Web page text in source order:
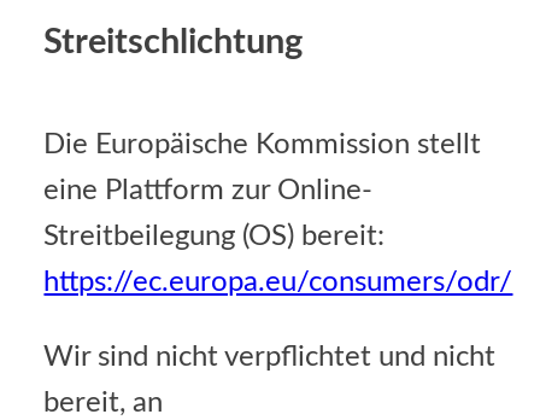
Streitschlichtung
Die Europäische Kommission stellt
eine Plattform zur Online-
Streitbeilegung (OS) bereit:
https://ec.europa.eu/consumers/odr/
Wir sind nicht verpflichtet und nicht
bereit, an